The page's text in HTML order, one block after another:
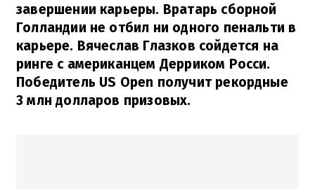
завершении карьеры. Вратарь сборной
Голландии не отбил ни одного пенальти в
карьере. Вячеслав Глазков сойдется на
ринге с американцем Дерриком Росси.
Победитель US Open получит рекордные
3 млн долларов призовых.